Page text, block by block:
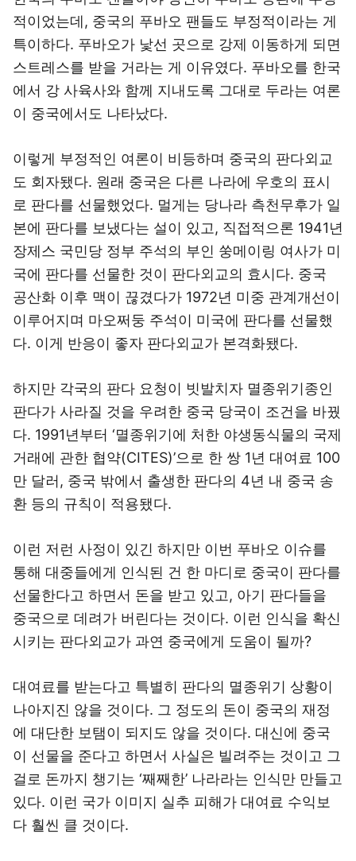
적이었는데, 중국의 푸바오 팬들도 부정적이라는 게
특이하다. 푸바오가 낯선 곳으로 강제 이동하게 되면
스트레스를 받을 거라는 게 이유였다. 푸바오를 한국
에서 강 사육사와 함께 지내도록 그대로 두라는 여론
이 중국에서도 나타났다.
이렇게 부정적인 여론이 비등하며 중국의 판다외교
도 회자됐다. 원래 중국은 다른 나라에 우호의 표시
로 판다를 선물했었다. 멀게는 당나라 측천무후가 일
본에 판다를 보냈다는 설이 있고, 직접적으론 1941년
장제스 국민당 정부 주석의 부인 쑹메이링 여사가 미
국에 판다를 선물한 것이 판다외교의 효시다. 중국
공산화 이후 맥이 끊겼다가 1972년 미중 관계개선이
이루어지며 마오쩌둥 주석이 미국에 판다를 선물했
다. 이게 반응이 좋자 판다외교가 본격화됐다.
하지만 각국의 판다 요청이 빗발치자 멸종위기종인
판다가 사라질 것을 우려한 중국 당국이 조건을 바꿨
다. 1991년부터 ‘멸종위기에 처한 야생동식물의 국제
거래에 관한 협약(CITES)’으로 한 쌍 1년 대여료 100
만 달러, 중국 밖에서 출생한 판다의 4년 내 중국 송
환 등의 규칙이 적용됐다.
이런 저런 사정이 있긴 하지만 이번 푸바오 이슈를
통해 대중들에게 인식된 건 한 마디로 중국이 판다를
선물한다고 하면서 돈을 받고 있고, 아기 판다들을
중국으로 데려가 버린다는 것이다. 이런 인식을 확신
시키는 판다외교가 과연 중국에게 도움이 될까?
대여료를 받는다고 특별히 판다의 멸종위기 상황이
나아지진 않을 것이다. 그 정도의 돈이 중국의 재정
에 대단한 보탬이 되지도 않을 것이다. 대신에 중국
이 선물을 준다고 하면서 사실은 빌려주는 것이고 그
걸로 돈까지 챙기는 ‘째째한’ 나라라는 인식만 만들고
있다. 이런 국가 이미지 실추 피해가 대여료 수익보
다 훨씬 클 것이다.